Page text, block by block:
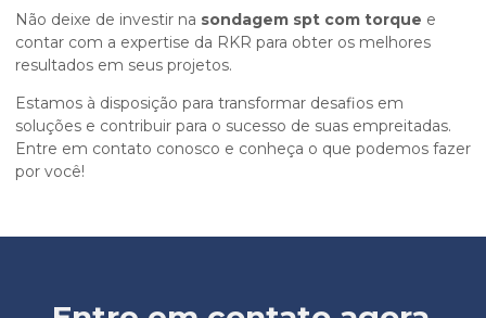
Não deixe de investir na sondagem spt com torque e
contar com a expertise da RKR para obter os melhores
resultados em seus projetos.
Estamos à disposição para transformar desafios em
soluções e contribuir para o sucesso de suas empreitadas.
Entre em contato conosco e conheça o que podemos fazer
por você!